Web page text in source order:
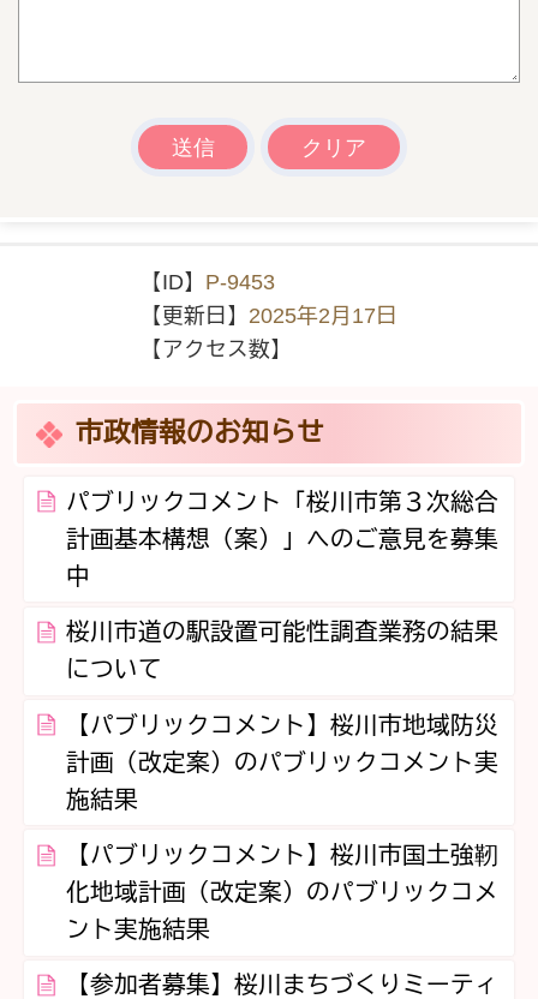
【ID】 P-9453
【更新日】 2025年2月17日
【アクセス数】
市政情報のお知らせ
パブリックコメント「桜川市第３次総合
計画基本構想（案）」へのご意見を募集
中
桜川市道の駅設置可能性調査業務の結果
について
【パブリックコメント】桜川市地域防災
計画（改定案）のパブリックコメント実
施結果
【パブリックコメント】桜川市国土強靭
化地域計画（改定案）のパブリックコメ
ント実施結果
【参加者募集】桜川まちづくりミーティ